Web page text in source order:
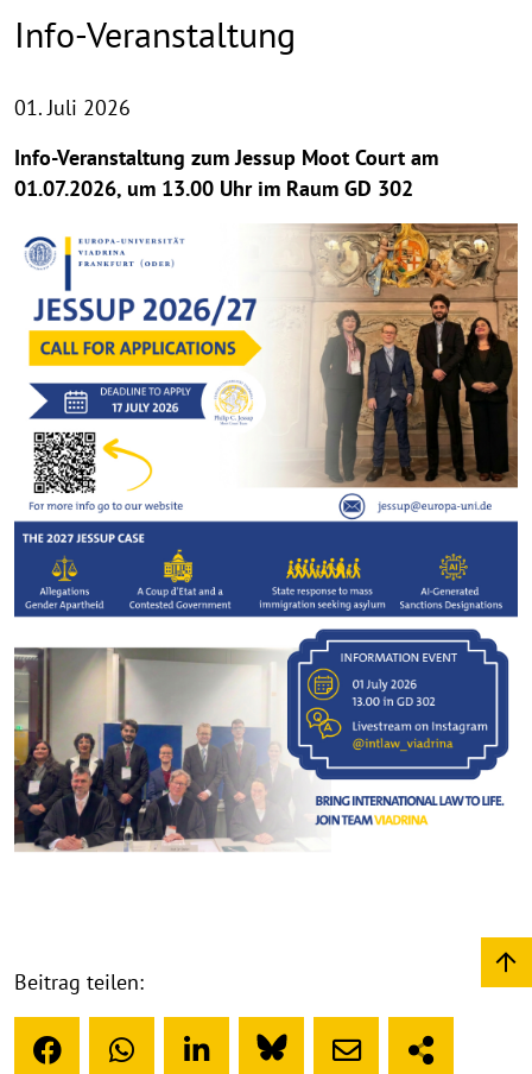
Info-Veranstaltung
01. Juli 2026
Info-Veranstaltung zum Jessup Moot Court am
01.07.2026, um 13.00 Uhr im Raum GD 302
Beitrag teilen: